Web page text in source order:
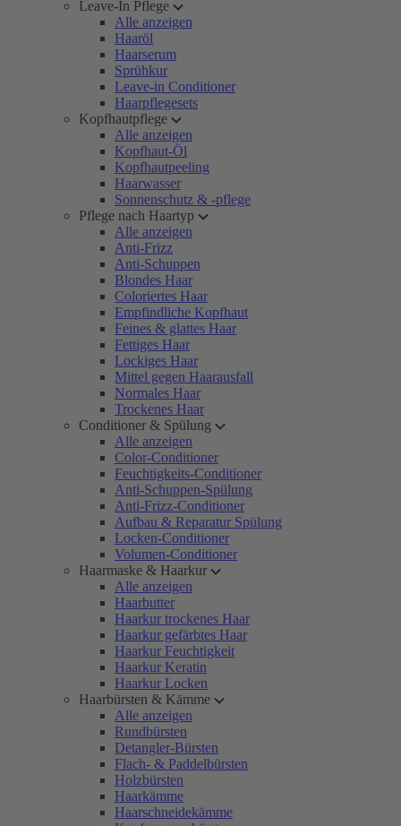
Leave-In Pflege
Alle anzeigen
Haaröl
Haarserum
Sprühkur
Leave-in Conditioner
Haarpflegesets
Kopfhautpflege
Alle anzeigen
Kopfhaut-Öl
Kopfhautpeeling
Haarwasser
Sonnenschutz & -pflege
Pflege nach Haartyp
Alle anzeigen
Anti-Frizz
Anti-Schuppen
Blondes Haar
Coloriertes Haar
Empfindliche Kopfhaut
Feines & glattes Haar
Fettiges Haar
Lockiges Haar
Mittel gegen Haarausfall
Normales Haar
Trockenes Haar
Conditioner & Spülung
Alle anzeigen
Color-Conditioner
Feuchtigkeits-Conditioner
Anti-Schuppen-Spülung
Anti-Frizz-Conditioner
Aufbau & Reparatur Spülung
Locken-Conditioner
Volumen-Conditioner
Haarmaske & Haarkur
Alle anzeigen
Haarbutter
Haarkur trockenes Haar
Haarkur gefärbtes Haar
Haarkur Feuchtigkeit
Haarkur Keratin
Haarkur Locken
Haarbürsten & Kämme
Alle anzeigen
Rundbürsten
Detangler-Bürsten
Flach- & Paddelbürsten
Holzbürsten
Haarkämme
Haarschneidekämme